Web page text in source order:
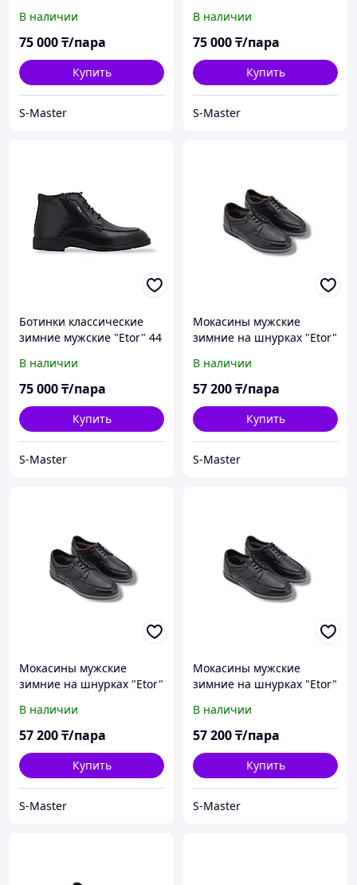
В наличии
75 000₸/пара
Купить
S-Master
В наличии
75 000₸/пара
Купить
S-Master
Ботинки классические
зимние мужские "Etor" 44
В наличии
75 000₸/пара
Купить
S-Master
Мокасины мужские
зимние на шнурках "Etor"
В наличии
57 200₸/пара
Купить
S-Master
Мокасины мужские
зимние на шнурках "Etor"
В наличии
57 200₸/пара
Купить
S-Master
Мокасины мужские
зимние на шнурках "Etor"
В наличии
57 200₸/пара
Купить
S-Master